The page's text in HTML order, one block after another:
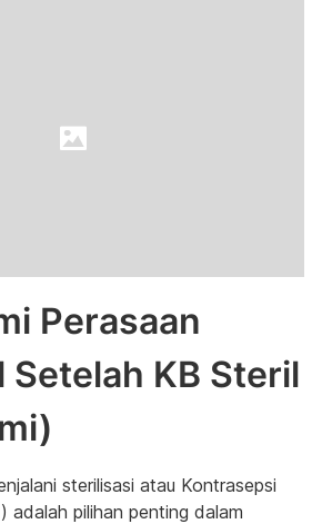
Perasaan
Setelah KB Steril
sterilisasi atau Kontrasepsi
pilihan penting dalam